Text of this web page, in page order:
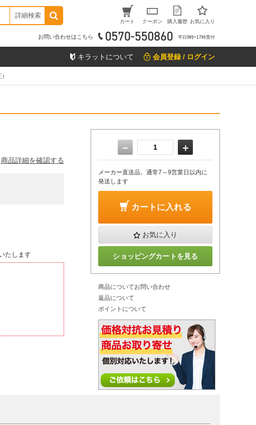
詳細検索
カート クーポン 購入履歴 お気に入り
お問い合わせはこちら 平日9時ｰ17時受付
キラットについて 会員登録 / ログイン
商品詳細を確認する
たします
－ ＋
メーカー直送品。通常7～9営業日以内に
発送します
カートに入れる
お気に入り
ショッピングカートを見る
商品についてお問い合わせ
返品について
ポイントについて